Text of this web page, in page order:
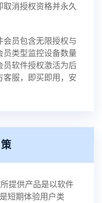
消授权资格并永久
会员包含无限授权与
员类型监控设备数量
员软件授权激活为后
客服，即买即用，安
提供产品是以软件
短期体验用户类